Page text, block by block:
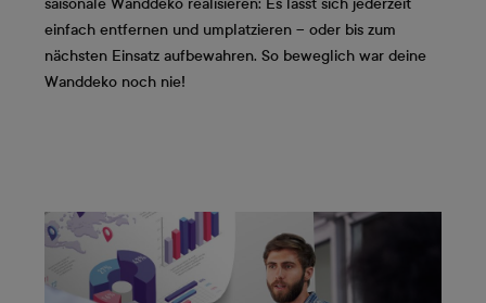
einfach entfernen und umplatzieren – oder bis zum
nächsten Einsatz aufbewahren. So beweglich war deine
Wanddeko noch nie!